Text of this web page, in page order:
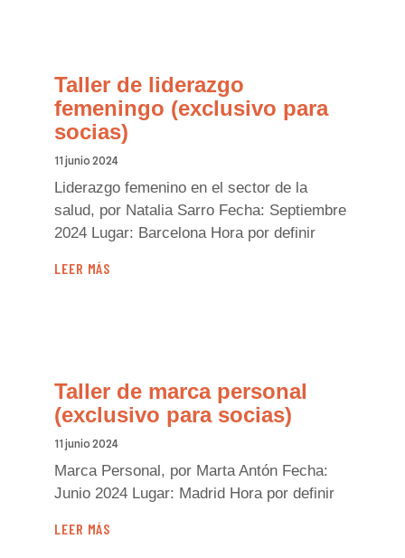
Taller de liderazgo
femeningo (exclusivo para
socias)
11 junio 2024
Liderazgo femenino en el sector de la
salud, por Natalia Sarro Fecha: Septiembre
2024 Lugar: Barcelona Hora por definir
LEER MÁS
Taller de marca personal
(exclusivo para socias)
11 junio 2024
Marca Personal, por Marta Antón Fecha:
Junio 2024 Lugar: Madrid Hora por definir
LEER MÁS